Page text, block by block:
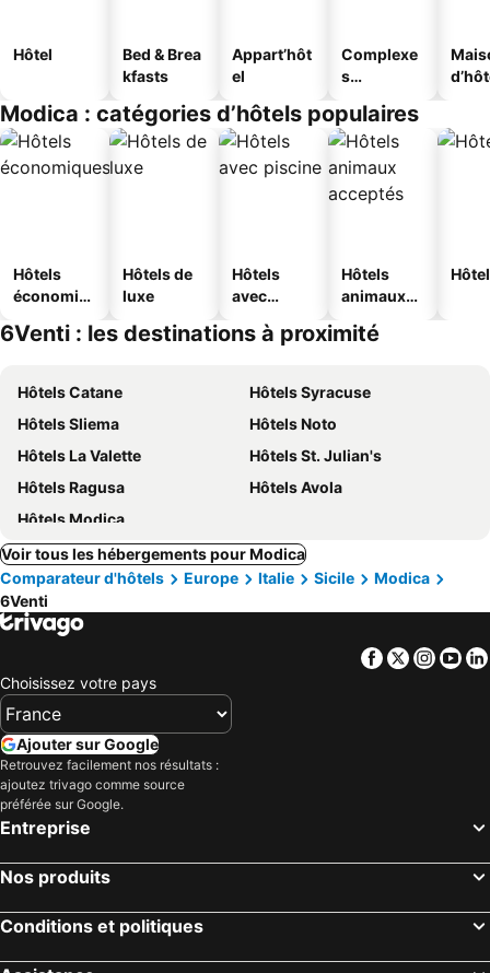
Hôtel
Bed & Brea
kfasts
Appart’hôt
el
Complexe
s
s
Modica : catégories d’hôtels populaires
Hôtels
économiq
Hôtels de
luxe
Hôtels
avec
Hôtels
animaux
6Venti : les destinations à proximité
Hôtels Catane
Hôtels Syracuse
Hôtels Sliema
Hôtels Noto
Hôtels La Valette
Hôtels St. Julian's
Hôtels Ragusa
Hôtels Avola
Hôtels Modica
Voir tous les hébergements pour Modica
Comparateur d'hôtels
Europe Italie Sicile
Modica
6Venti
Facebook
Twitter
Choisissez votre pays
Ajouter sur Google
Retrouvez facilement nos résultats :
ajoutez trivago comme source
préférée sur Google.
Entreprise
Nos produits
Conditions et politiques